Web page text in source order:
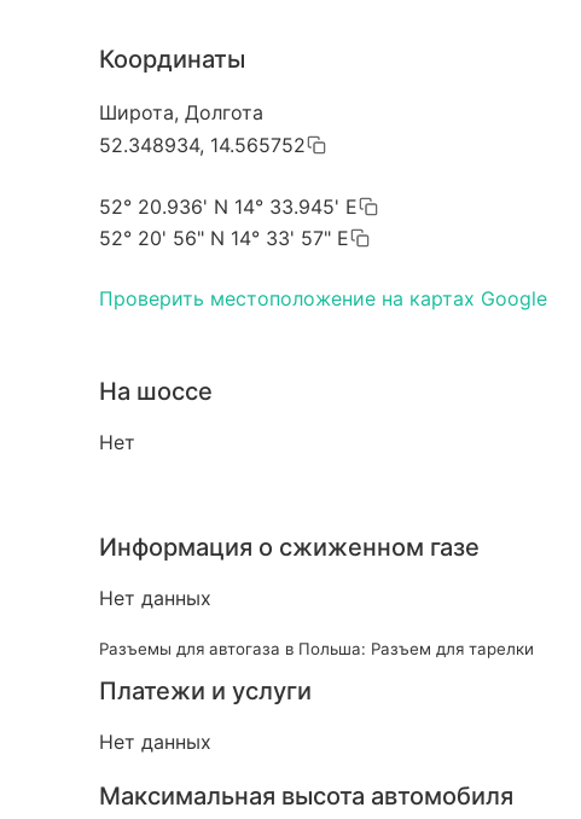
Координаты
Широта, Долгота
52.348934, 14.565752
52° 20.936' N 14° 33.945' E
52° 20' 56" N 14° 33' 57" E
Проверить местоположение на картах Google
На шоссе
Нет
Информация о сжиженном газе
Нет данных
Разъемы для автогаза в Польша: Разъем для тарелки
Платежи и услуги
Нет данных
Максимальная высота автомобиля